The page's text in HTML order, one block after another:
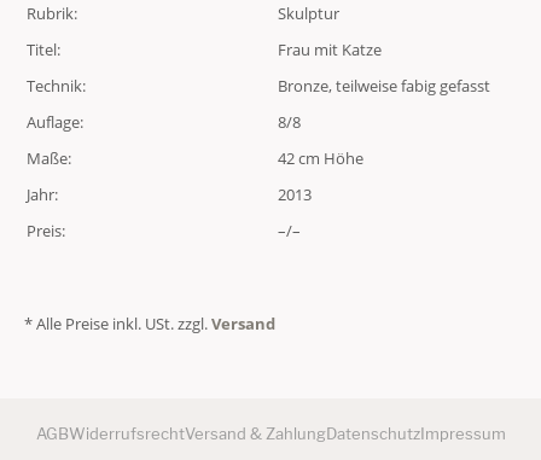
Rubrik:
Skulptur
Titel:
Frau mit Katze
Technik:
Bronze, teilweise fabig gefasst
Auflage:
8/8
Maße:
42 cm Höhe
Jahr:
2013
Preis:
–/–
* Alle Preise inkl. USt. zzgl.Versand
AGBWiderrufsrechtVersand & ZahlungDatenschutzImpressum